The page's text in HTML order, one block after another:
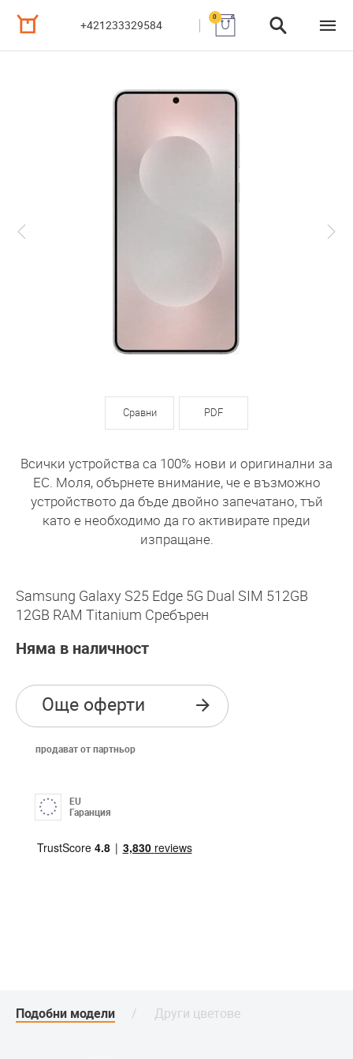
+421233329584
0
Сравни PDF
Всички устройства са 100% нови и оригинални за
ЕС. Моля, обърнете внимание, че е възможно
устройството да бъде двойно запечатано, тъй
като е необходимо да го активирате преди
изпращане.
Samsung Galaxy S25 Edge 5G Dual SIM 512GB
12GB RAM Titanium Сребърен
Няма в наличност
Още оферти
продават от партньор
EU
Гаранция
Подобни модели Други цветове